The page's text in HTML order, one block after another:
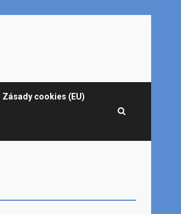
Zásady cookies (EU)